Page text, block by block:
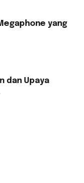
yang
dan Upaya